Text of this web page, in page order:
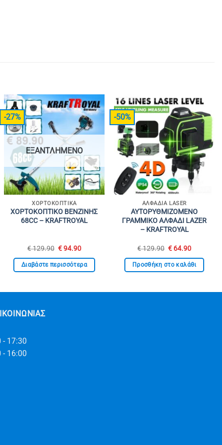
-27%
ΕΞΑΝΤΛΗΜΈΝΟ
ΧΟΡΤΟΚΟΠΤΙΚΆ
ΧΟΡΤΟΚΟΠΤΙΚΟ ΒΕΝΖΙΝΗΣ
68CC – KRAFTROYAL
€129.90 Original
was:
€ 129.90.
€94.90Η
τιμή
είναι:
Διαβάστε περισσότερα
-50%
ΑΛΦΆΔΙΑ LASER
ΑΥΤΟΡΥΘΜΙΖΟΜΕΝΟ
ΓΡΑΜΜΙΚΟ ΑΛΦΑΔΙ LAZER
– KRAFTROYAL
€129.90 Original
was:
€ 129.90.
€ 64.90Η
τιμή
είναι:
Προσθήκη στο καλάθι
- 17:30
- 16:00